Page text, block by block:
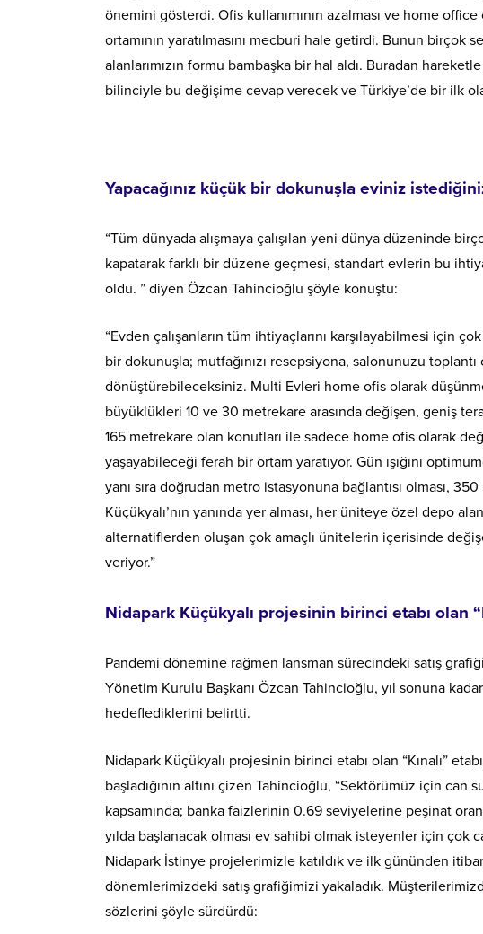
önemini gösterdi. Ofis kullanımının azalması ve home
ortamının yaratılmasını mecburi hale getirdi. Bunun birçok
alanlarımızın formu bambaşka bir hal aldı. Buradan
bilinciyle bu değişime cevap verecek ve Türkiye’de bir ilk
Yapacağınız küçük bir dokunuşla eviniz
“Tüm dünyada alışmaya çalışılan yeni dünya düzeninde
kapatarak farklı bir düzene geçmesi, standart evlerin bu
oldu. ” diyen Özcan Tahincioğlu şöyle konuştu:
“Evden çalışanların tüm ihtiyaçlarını karşılayabilmesi için
bir dokunuşla; mutfağınızı resepsiyona, salonunuzu
dönüştürebileceksiniz. Multi Evleri home ofis olarak
büyüklükleri 10 ve 30 metrekare arasında değişen, geniş
165 metrekare olan konutları ile sadece home ofis olarak
yaşayabileceği ferah bir ortam yaratıyor. Gün ışığını
yanı sıra doğrudan metro istasyonuna bağlantısı olması,
Küçükyalı’nın yanında yer alması, her üniteye özel depo
alternatiflerden oluşan çok amaçlı ünitelerin içerisinde
veriyor.”
Nidapark Küçükyalı projesinin birinci etabı olan
Pandemi dönemine rağmen lansman sürecindeki satış
Yönetim Kurulu Başkanı Özcan Tahincioğlu, yıl sonuna
hedeflediklerini belirtti.
Nidapark Küçükyalı projesinin birinci etabı olan “Kınalı”
başladığının altını çizen Tahincioğlu, “Sektörümüz için can
kapsamında; banka faizlerinin 0.69 seviyelerine peşinat
yılda başlanacak olması ev sahibi olmak isteyenler için çok
Nidapark İstinye projelerimizle katıldık ve ilk gününden
dönemlerimizdeki satış grafiğimizi yakaladık.
sözlerini şöyle sürdürdü: